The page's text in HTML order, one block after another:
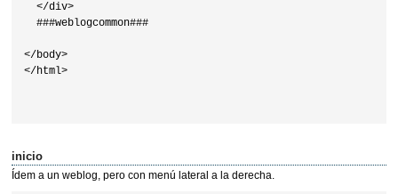
  </div>
  ###weblogcommon###
</body>
</html>
inicio
Ídem a un weblog, pero con menú lateral a la derecha.